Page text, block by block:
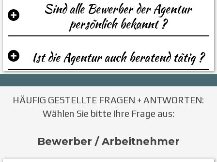
Sind alle Bewerber der Agentur
persönlich bekannt ?
Ist die Agentur auch beratend tätig ?
HÄUFIG GESTELLTE FRAGEN + ANTWORTEN:
Wählen Sie bitte Ihre Frage aus:
Bewerber / Arbeitnehmer